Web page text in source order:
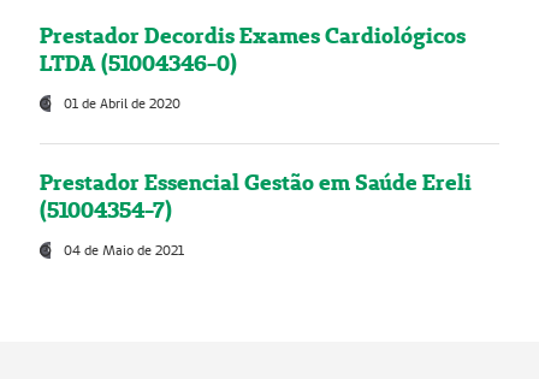
Prestador Decordis Exames Cardiológicos
LTDA (51004346-0)
01 de Abril de 2020
Prestador Essencial Gestão em Saúde Ereli
(51004354-7)
04 de Maio de 2021